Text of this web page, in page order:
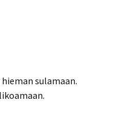
sulamaan.